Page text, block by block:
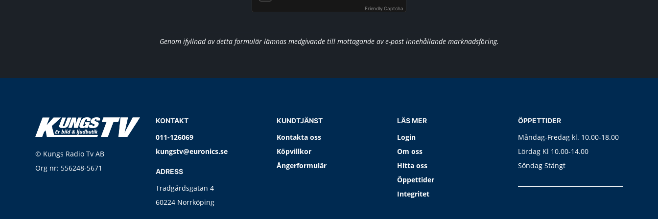
Friendly Captcha
Genom ifyllnad av detta formulär lämnas medgivande till mottagande av e-post innehållande marknadsföring.
© Kungs Radio Tv AB
Org nr: 556248-5671
KONTAKT
011-126069
kungstv@euronics.se
ADRESS
Trädgårdsgatan 4
60224 Norrköping
KUNDTJÄNST
Kontakta oss
Köpvillkor
Ångerformulär
LÄS MER
Login
Om oss
Hitta oss
Öppettider
Integritet
ÖPPETTIDER
Måndag-Fredag kl. 10.00-18.00
Lördag Kl 10.00-14.00
Söndag Stängt